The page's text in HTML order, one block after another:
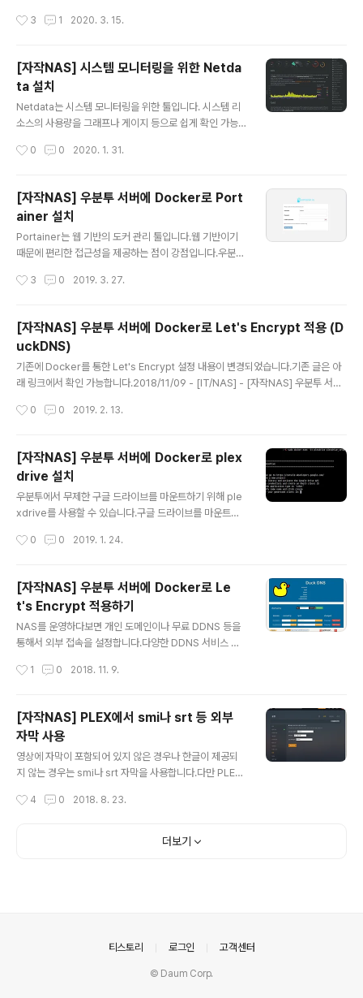
시켜야 합니다. sudo systemctl disable sys..
erver라는 프로젝트가 있습니다. 아래 링크를 통해 해당
om/cdr/code-server cdr/code-server Run VS C
ode on a remote server. Contribute to cdr/code
-server development by creating an account on
GitHub. github.com 웹 기반으로 어디서든 접속해서 코
딩이 가능한 웹 기반 VS Code 설치 방법을 알아보겠습니
3 1 2020. 3. 15.
[자작NAS] 시스템 모니터링을 위한 Netda
ta 설치
Netdata는 시스템 모니터링을 위한 툴입니다. 시스템 리
소스의 사용량을 그래프나 게이지 등으로 쉽게 확인 가능
능 역시 포함하고 있습니다. 우분투 서버에서 Docker로
통한 설치는 간단하게 진행됩니다. 아래 명령어를 실행해
서 Netdata에서 공식 지원하는 이미지로 컨테이너를 생
성하면 됩니다. sudo docker run -d \ --name=netd
ata \ -p 19999:19999 \ -v /proc:/host/proc:ro \ -
v /sys:/host/sys:ro \ -v /var/run/docker.sock:/va
0 0 2020. 1. 31.
[자작NAS] 우분투 서버에 Docker로 Port
ainer 설치
Portainer는 웹 기반의 도커 관리 툴입니다.웹 기반이기
때문에 편리한 접근성을 제공하는 점이 강점입니다.우분투
ortainer는 도커 관리 툴인 동시에 도커를 통해서 설치가
성합니다. sudo mkdir -p /data/portainer/data 다음
으로 아래 명령어를 입력해서 도커 컨테이너를 생성합니
다. sudo docker run -d \ -p 9000:9000 \ --name
=portainer \ --restart=unless-stopped \ -v /var/
run/docker.sock:/var/run/docker.sock \ -v /data/
3 0 2019. 3. 27.
[자작NAS] 우분투 서버에 Docker로 Let's Encrypt 적용 (D
uckDNS)
기존에 Docker를 통한 Let's Encrypt 설정 내용이 변경되었습니다.기존 글은 아
래 링크에서 확인 가능합니다.2018/11/09 - [IT/NAS] - [자작NAS] 우분투 서버
태로 리버스 프록시 설정이 가능했습니다.이제는 서브 도메인의 형태로 리버스 프록
된 서브 도메인 형태는 https://plex..duckdns.org 형태로 접속 가능합니다. 먼저
DuckDNS 설정은 아래 링크에서 확인 가능합니다.2018/11/09 - [IT/NAS] - [자
작NAS] 우분투 서버에 Docker로 Let's Encry..
0 0 2019. 2. 13.
[자작NAS] 우분투 서버에 Docker로 plex
drive 설치
우분투에서 무제한 구글 드라이브를 마운트하기 위해 ple
xdrive를 사용할 수 있습니다.구글 드라이브를 마운트하
9/01/11 - [IT/Tip&Tech] - 구글 드라이브 API(Googl
먼저 필요한 디렉토리를 생성하고 쓰기 권한을 지정합니
다. sudo mkdir -p /data/plexdrive/config sudo m
kdir -p /mnt/gdrive sudo mkdir -p /mnt/unionfs
sudo chmod 777 /mnt/gdrive sudo chmod 777 /
mnt/unionfs plexdrive를 Docker로 설치하기 위해 아
0 0 2019. 1. 24.
[자작NAS] 우분투 서버에 Docker로 Le
t's Encrypt 적용하기
NAS를 운영하다보면 개인 도메인이나 무료 DDNS 등을
통해서 외부 접속을 설정합니다.다양한 DDNS 서비스 중
스입니다.Duck DNS를 사용하고 HTTPS 연결을 지원하
유료로 발급해야 하지만 Let's Encrypt를 통해 무료 인증
서 적용이 가능합니다.90일 동안 유효한 인증서를 제공해
주며 갱신을 통해 계속 사용이 가능합니다.이번 포스트의
목적은 다음과 같습니다. Duck DNS 설정 및 Let's Encr
ypt 적용 리버스 프록시 설정으로 서비스에 인증서 적용 D
설정하는 과정은 다음과 같습니다. =============
1 0 2018. 11. 9.
[자작NAS] PLEX에서 smi나 srt 등 외부
자막 사용
영상에 자막이 포함되어 있지 않은 경우나 한글이 제공되
지 않는 경우는 smi나 srt 자막을 사용합니다.다만 PLEX
읽는 경우가 있습니다.몇 가지 설정을 통해서 외부 한글 자
버 설정의 언어를 선택해서 선호 자막언어를 한국어로 설
4 0 2018. 8. 23.
더보기
티스토리 로그인 고객센터
© Daum Corp.